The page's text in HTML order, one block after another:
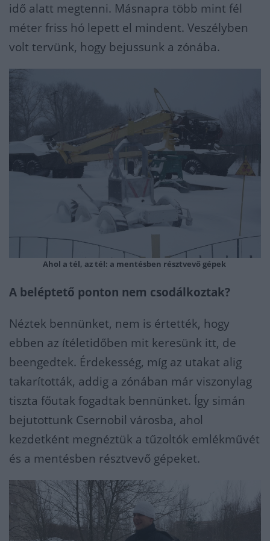
idő alatt megtenni. Másnapra több mint fél
méter friss hó lepett el mindent. Veszélyben
volt tervünk, hogy bejussunk a zónába.
Ahol a tél, az tél: a mentésben résztvevő gépek
A beléptető ponton nem csodálkoztak?
Néztek bennünket, nem is értették, hogy
ebben az ítéletidőben mit keresünk itt, de
beengedtek. Érdekesség, míg az utakat alig
takarították, addig a zónában már viszonylag
tiszta főutak fogadtak bennünket. Így simán
bejutottunk Csernobil városba, ahol
kezdetként megnéztük a tűzoltók emlékművét
és a mentésben résztvevő gépeket.